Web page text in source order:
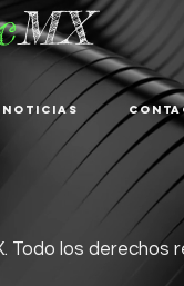
Gobierno de
la
en La
de Centro de
MX
noticias
Todo los derechos